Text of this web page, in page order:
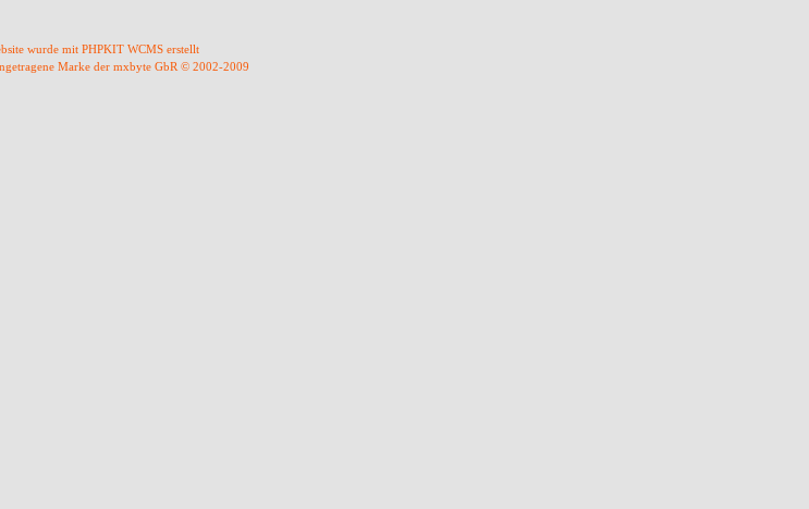
wurde mit PHPKIT WCMS erstellt
Marke der mxbyte GbR © 2002-2009